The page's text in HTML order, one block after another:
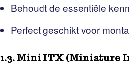
Behoudt de essentiële
Perfect geschikt voor
1.3. Mini ITX (Miniature